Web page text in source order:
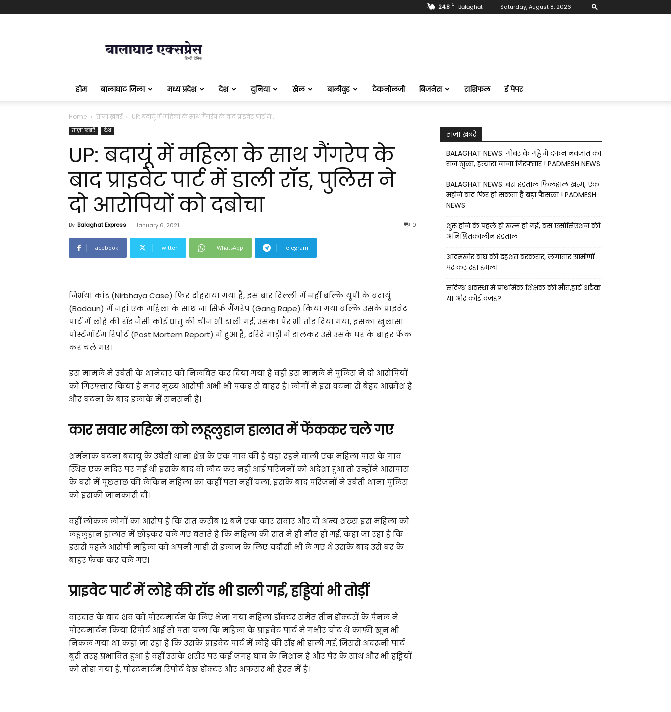
24.8 C Bālāghāt Saturday, August 8, 2026
एक्सप्रेस
होम बालाघाट जिला मध्य प्रदेश देश दुनिया खेल बालीवुड टैकनोलजी बिजनेस राशिफल ई पेपर
Home ताज़ा ख़बरें UP: बदायूं में महिला के साथ गैंगरेप के बाद प्राइवेट पार्ट में...
ताज़ा ख़बरें देश
UP: बदायूं में महिला के साथ गैंगरेप के
बाद प्राइवेट पार्ट में डाली रॉड, पुलिस ने
दो आरोपियों को दबोचा
By Balaghat Express - January 6, 2021 0
Facebook Twitter WhatsApp Telegram
निर्भया कांड (Nirbhaya Case) फिर दोहराया गया है, इस बार दिल्ली में नहीं बल्कि यूपी के बदायूं
(Badaun) में जहां एक महिला के साथ ना सिर्फ गैंगरेप (Gang Rape) किया गया बल्कि उसके प्राइवेट
पार्ट में लोहे की रॉड जैसी कोई धातु की चीज भी डाली गई, उसका पैर भी तोड़ दिया गया, इसका खुलासा
पोर्स्टमॉर्टम रिपोर्ट (Post Mortem Report) में हुआ है, दरिंदे गाड़ी में डालकर उसे उसके घर के बाहर फेंक
कर चले गए।
इस मामले में उघैती के थानेदार को निलंबित कर दिया गया है वहीं इस मामले में पुलिस ने दो आरोपियों
को गिरफ्तार किया है मगर मुख्य आरोपी अभी भी पकड़ से बाहर है। लोगों में इस घटना से बेहद आक्रोश हैं
और घटना के बाद इलाके में सनसनी है।
कार सवार महिला को लहूलुहान हालात में फेंककर चले गए
शर्मनाक घटना बदायूं के उघैती थाना क्षेत्र के एक गांव की है यहां रहने वाली एक महिला पास के गांव
स्थित एक मंदिर पर गई थी इसके बाद वो लौट कर नहीं आई परिजनों को अंदेशा हुआ तो उन्होंने आसपास
के घरों में पूछताछ की लेकिन महिला का कहीं पता नहीं चला, इसके बाद परिजनों ने उघैती थाना पुलिस
को इसकी जानकारी दी।
वहीं लोकल लोगों का आरोप है कि रात करीब 12 बजे एक कार सवार और दो अन्य शख्स इस महिला को
लहूलुहान हालात में छोड़कर चले गए बताते हैं कि महिला की रात में ही मौत हो गई, कहा जा रहा है कि
इससे पहले आरोपी महिला को अपनी गाड़ी से इलाज के लिए चंदौसी भी ले गए थे उसके बाद उसे घर के
बाहर फेंक कर चले गए।
प्राइवेट पार्ट में लोहे की रॉड भी डाली गई, हड्डियां भी तोड़ीं
वारदात के बाद शव को पोस्टमार्टम के लिए भेजा गया महिला डॉक्टर समेत तीन डॉक्टरों के पैनल ने
पोस्टमार्टम किया रिपोर्ट आई तो पता चला कि महिला के प्राइवेट पार्ट में गंभीर चोट थे काफी खून भी
निकल गया था कहा जा रहा है कि उसके प्राइवेट पार्ट में लोहे की रॉड भी डाली गई, जिससे अंदरूनी पार्ट
बुरी तरह प्रभावित हुआ है वहीं उसके शरीर पर कई जगह घाव के निशान हैं और पैर के साथ और भी हड्डियों
को तोड़ा गया है, पोस्टमार्टम रिपोर्ट देख डॉक्टर और अफसर भी हैरत में है।
ताज़ा खबरे
BALAGHAT NEWS: गोबर के गड्ढे में दफन नवजात का
राज खुला, हत्यारा नाना गिरफ्तार ! PADMESH NEWS
BALAGHAT NEWS: बस हड़ताल फिलहाल खत्म, एक
महीने बाद फिर हो सकता है बड़ा फैसला ! PADMESH
NEWS
शुरू होने के पहले ही खत्म हो गई, बस एसोसिएशन की
अनिश्चितकालीन हड़ताल
आदमखोर बाघ की दहशत बरकरार, लगातार ग्रामीणों
पर कर रहा हमला
संदिग्ध अवस्था में प्राथमिक शिक्षक की मौत,हार्ट अटैक
या और कोई वजह?